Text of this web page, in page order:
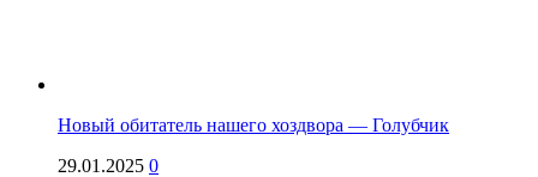
Новый обитатель нашего хоздвора — Голубчик
29.01.2025 0